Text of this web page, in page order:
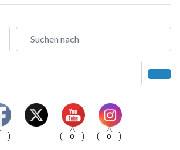
Suchen nach
0 0